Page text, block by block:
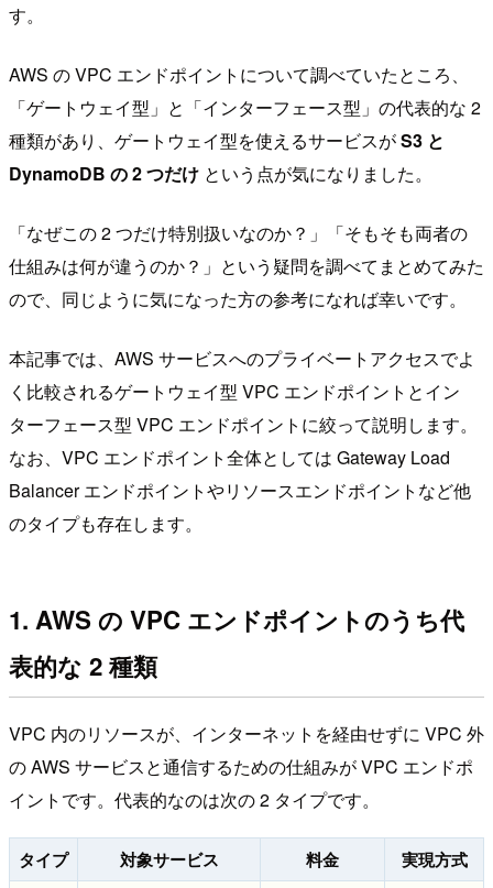
す。
AWS の VPC エンドポイントについて調べていたところ、
「ゲートウェイ型」と「インターフェース型」の代表的な 2
種類があり、ゲートウェイ型を使えるサービスがS3 と
DynamoDB の 2 つだけ という点が気になりました。
「なぜこの 2 つだけ特別扱いなのか？」「そもそも両者の
仕組みは何が違うのか？」という疑問を調べてまとめてみた
ので、同じように気になった方の参考になれば幸いです。
本記事では、AWS サービスへのプライベートアクセスでよ
く比較されるゲートウェイ型 VPC エンドポイントとイン
ターフェース型 VPC エンドポイントに絞って説明します。
なお、VPC エンドポイント全体としては Gateway Load
Balancer エンドポイントやリソースエンドポイントなど他
のタイプも存在します。
1. AWS の VPC エンドポイントのうち代
表的な 2 種類
VPC 内のリソースが、インターネットを経由せずに VPC 外
の AWS サービスと通信するための仕組みが VPC エンドポ
イントです。代表的なのは次の 2 タイプです。
タイプ 対象サービス 料金 実現方式